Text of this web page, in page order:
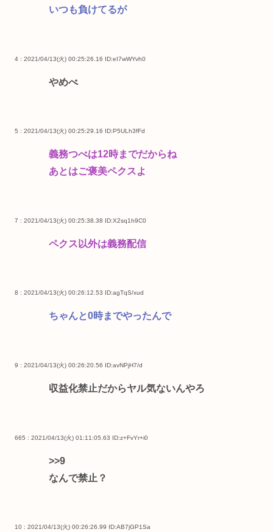
いつも負けてるが
4 : 2021/04/13(火) 00:25:26.16 ID:eI7wWYvh0
やめべ
5 : 2021/04/13(火) 00:25:29.16 ID:P5ULh3fFd
義務つべは12時までだからね
あとはご褒美ペクスよ
7 : 2021/04/13(火) 00:25:38.38 ID:X2sq1h9C0
ペクス以外は義務配信
8 : 2021/04/13(火) 00:26:12.53 ID:agTqS/xud
ちゃんと0時までやったんで
9 : 2021/04/13(火) 00:26:20.56 ID:avNPjH7/d
収益化禁止だからヤル気ないんやろ
665 : 2021/04/13(火) 01:11:05.63 ID:z+FvYr+i0
>>9
なんで禁止？
10 : 2021/04/13(火) 00:26:26.99 ID:AB7jGP1Sa